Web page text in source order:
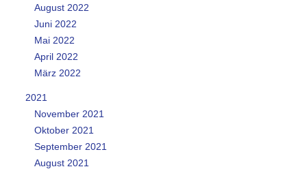
August 2022
Juni 2022
Mai 2022
April 2022
März 2022
2021
November 2021
Oktober 2021
September 2021
August 2021